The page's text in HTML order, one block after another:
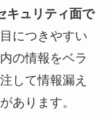
キュリティ面で
につきやすい
の情報をベラ
して情報漏え
あります。